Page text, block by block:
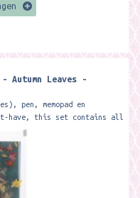
Autumn Leaves -
pen, memopad en
have, this set contains all